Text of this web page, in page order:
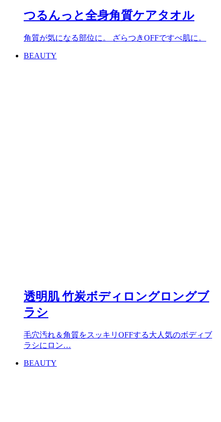
つるんっと全身角質ケアタオル
角質が気になる部位に。 ざらつきOFFですべ肌に。
BEAUTY
透明肌 竹炭ボディロングロングブ
ラシ
毛穴汚れ＆角質をスッキリOFFする大人気のボディブ
ラシにロン…
BEAUTY